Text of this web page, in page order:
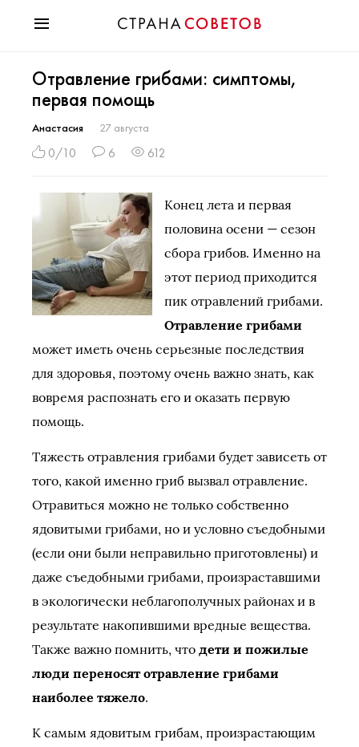
Мода
Звезды
Гороскопы
Здоровье
Хобби
Праздники
Отравление грибами: симптомы,
первая помощь
Анастасия 27 августа
0/10 6 612
Конец лета и первая
половина осени — сезон
сбора грибов. Именно на
этот период приходится
пик отравлений грибами.
Отравление грибами
может иметь очень серьезные последствия
для здоровья, поэтому очень важно знать, как
вовремя распознать его и оказать первую
помощь.
Тяжесть отравления грибами будет зависеть от
того, какой именно гриб вызвал отравление.
Отравиться можно не только собственно
ядовитыми грибами, но и условно съедобными
(если они были неправильно приготовлены) и
даже съедобными грибами, произраставшими
в экологически неблагополучных районах и в
результате накопившими вредные вещества.
Также важно помнить, что дети и пожилые
люди переносят отравление грибами
наиболее тяжело.
К самым ядовитым грибам, произрастающим